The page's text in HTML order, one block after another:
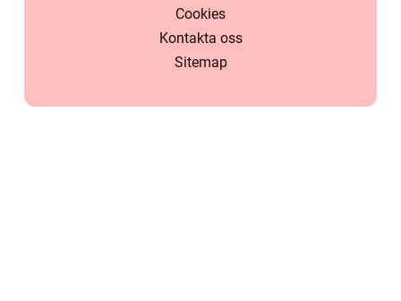
Cookies
Kontakta oss
Sitemap